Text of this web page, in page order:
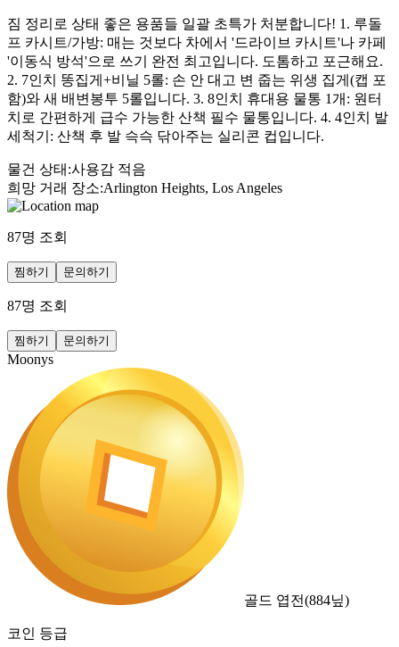
짐 정리로 상태 좋은 용품들 일괄 초특가 처분합니다! 1. 루돌
프 카시트/가방: 매는 것보다 차에서 '드라이브 카시트'나 카페
'이동식 방석'으로 쓰기 완전 최고입니다. 도톰하고 포근해요.
2. 7인치 똥집게+비닐 5롤: 손 안 대고 변 줍는 위생 집게(캡 포
함)와 새 배변봉투 5롤입니다. 3. 8인치 휴대용 물통 1개: 원터
치로 간편하게 급수 가능한 산책 필수 물통입니다. 4. 4인치 발
세척기: 산책 후 발 슥슥 닦아주는 실리콘 컵입니다.
물건 상태 :사용감 적음
희망 거래 장소:Arlington Heights, Los Angeles
87명 조회
찜하기 문의하기
87명 조회
찜하기 문의하기
Moonys
골드 엽전(884닢)
코인 등급